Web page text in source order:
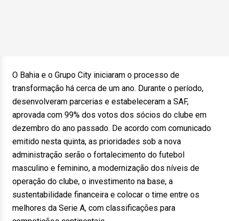
O Bahia e o Grupo City iniciaram o processo de
transformação há cerca de um ano. Durante o período,
desenvolveram parcerias e estabeleceram a SAF,
aprovada com 99% dos votos dos sócios do clube em
dezembro do ano passado. De acordo com comunicado
emitido nesta quinta, as prioridades sob a nova
administração serão o fortalecimento do futebol
masculino e feminino, a modernização dos níveis de
operação do clube, o investimento na base, a
sustentabilidade financeira e colocar o time entre os
melhores da Serie A, com classificações para